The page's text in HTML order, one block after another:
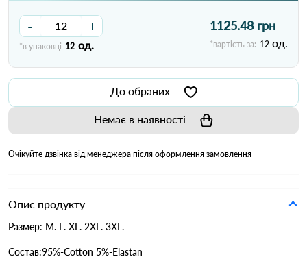
- +
*в упаковці 12 од.
1125.48 грн
*вартість за: 12 од.
До обраних
Немає в наявності
Очікуйте дзвінка від менеджера після оформлення замовлення
Опис продукту
Размер: M. L. XL. 2XL. 3XL.
Состав:95%-Cotton 5%-Elastan